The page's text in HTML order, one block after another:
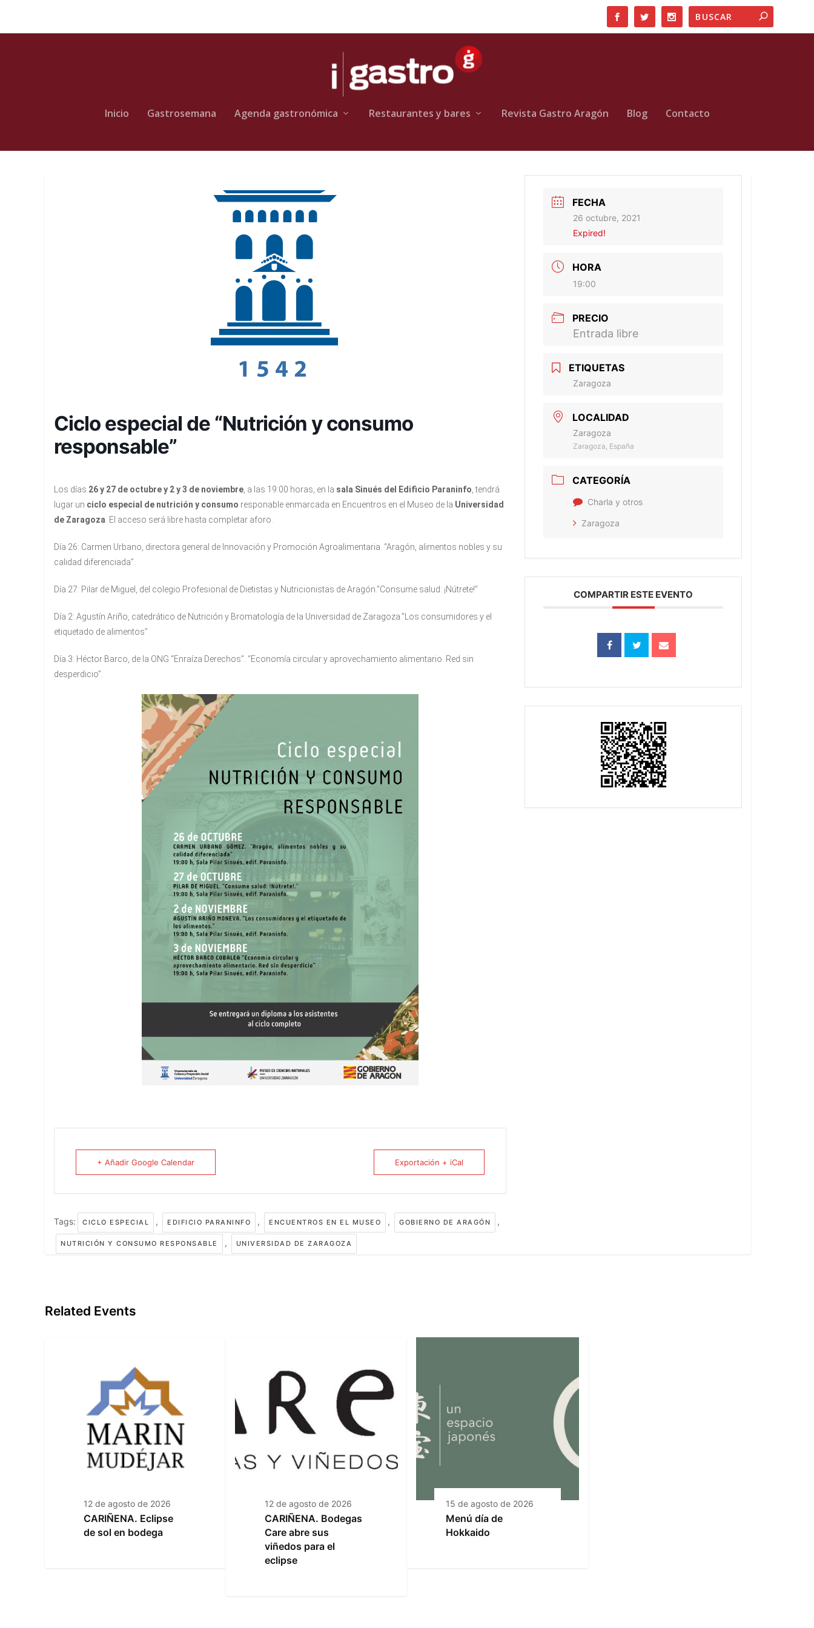
Inicio Gastrosemana Agenda gastronómica Restaurantes y bares Revista Gastro Aragón Blog Contacto
Ciclo especial de “Nutrición y consumo
responsable”
Los días 26 y 27 de octubre y 2 y 3 de noviembre , a las 19:00 horas, en la sala Sinués del Edificio Paraninfo , tendrá
lugar un ciclo especial de nutrición y consumo responable enmarcada en Encuentros en el Museo de la Universidad
de Zaragoza . El acceso será libre hasta completar aforo.
Día 26: Carmen Urbano, directora general de Innovación y Promoción Agroalimentaria. “Aragón, alimentos nobles y su
calidad diferenciada”.
Día 27: Pilar de Miguel, del colegio Profesional de Dietistas y Nutricionistas de Aragón.”Consume salud: ¡Nútrete!”
Día 2: Agustín Ariño, catedrático de Nutrición y Bromatología de la Universidad de Zaragoza.”Los consumidores y el
etiquetado de alimentos”
Día 3: Héctor Barco, de la ONG “Enraíza Derechos”. “Economía circular y aprovechamiento alimentario. Red sin
desperdicio”.
+ Añadir Google Calendar Exportación + iCal
Tags: CICLO ESPECIAL , EDIFICIO PARANINFO , ENCUENTROS EN EL MUSEO , GOBIERNO DE ARAGÓN ,
NUTRICIÓN Y CONSUMO RESPONSABLE , UNIVERSIDAD DE ZARAGOZA
FECHA
26 octubre, 2021
Expired!
HORA
19:00
PRECIO
Entrada libre
ETIQUETAS
Zaragoza
LOCALIDAD
Zaragoza
Zaragoza, España
CATEGORÍA
Charla y otros
Zaragoza
COMPARTIR ESTE EVENTO
Related Events
12 de agosto de 2026
CARIÑENA. Eclipse
de sol en bodega
12 de agosto de 2026
CARIÑENA. Bodegas
Care abre sus
viñedos para el
eclipse
15 de agosto de 2026
Menú día de
Hokkaido